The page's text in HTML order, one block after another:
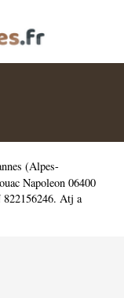
(Alpes-
Napoleon 06400
Atj a